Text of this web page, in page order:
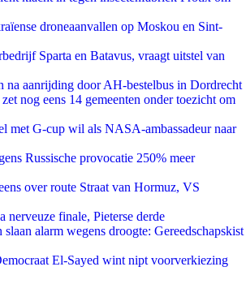
droneaanvallen op Moskou en Sint-
Sparta en Batavus, vraagt uitstel van
na aanrijding door AH-bestelbus in Dordrecht
nog eens 14 gemeenten onder toezicht om
met G-cup wil als NASA-ambassadeur naar
Russische provocatie 250% meer
over route Straat van Hormuz, VS
nerveuze finale, Pieterse derde
slaan alarm wegens droogte: Gereedschapskist
El-Sayed wint nipt voorverkiezing